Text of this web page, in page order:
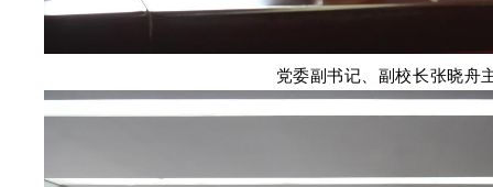
党委副书记、副校长张晓舟